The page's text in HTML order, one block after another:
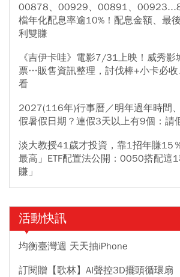
00878、00929、00891、00923...8
檔年化配息率逾10%！配息金額、最
利雙賺
《吉伊卡哇》電影7/31上映！威秀影
票…販售資訊整理，討伐棒+小卡必
看
2027(116年)行事曆／明年過年時間
假暑假日期？連假3天以上有9個：請
淡大教授41歲才投資，靠1招年賺15
最高」ETF配置法公開：0050搭配這
賺」
活動快訊
均衡臺灣週 天天抽iPhone
訂閱贈【歌林】AI聲控3D擺頭循環扇